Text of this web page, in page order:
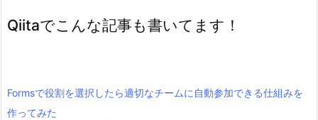
Qiitaでこんな記事も書いてます！
Formsで役割を選択したら適切なチームに自動参加できる仕組みを
作ってみた